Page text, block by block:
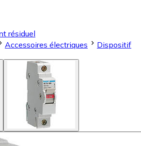
résiduel
Accessoires électriques
Dispositif